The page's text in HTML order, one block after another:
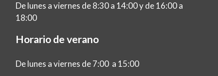
De lunes a viernes de 8:30 a 14:00 y de 16:00 a
18:00
Horario de verano
De lunes a viernes de 7:00 a 15:00